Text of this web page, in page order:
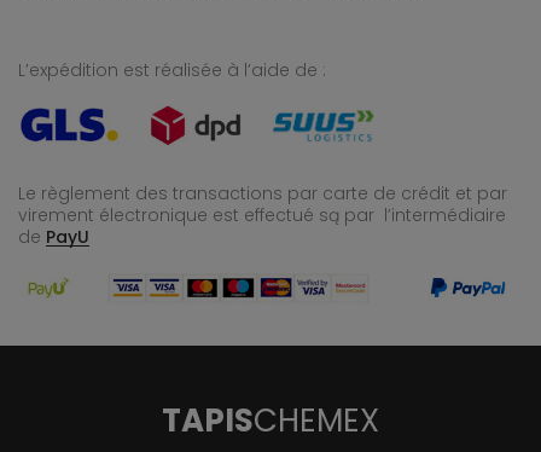
L’expédition est réalisée à l’aide de :
Le règlement des transactions par carte de crédit et par
virement électronique est effectué są par l’intermédiaire
de PayU
TAPISCHEMEX